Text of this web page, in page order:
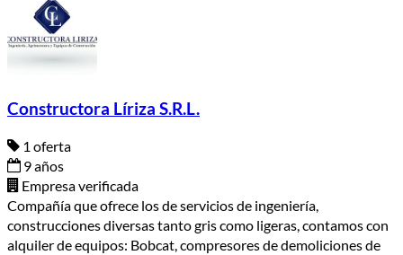
Constructora Líriza S.R.L.
1 oferta
9 años
Empresa verificada
Compañía que ofrece los de servicios de ingeniería,
construcciones diversas tanto gris como ligeras, contamos con
alquiler de equipos: Bobcat, compresores de demoliciones de